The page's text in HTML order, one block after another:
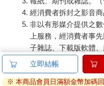
經消費者拆封之影音商
非以有形媒介提供之
上服務，經消費者事
子雜誌、下載版軟體
已拆封之個人衛生用
刀…等）
若非上列種類商品，均享